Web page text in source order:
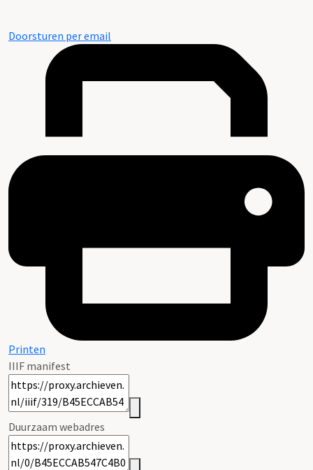
Doorsturen per email
Printen
IIIF manifest
Duurzaam webadres